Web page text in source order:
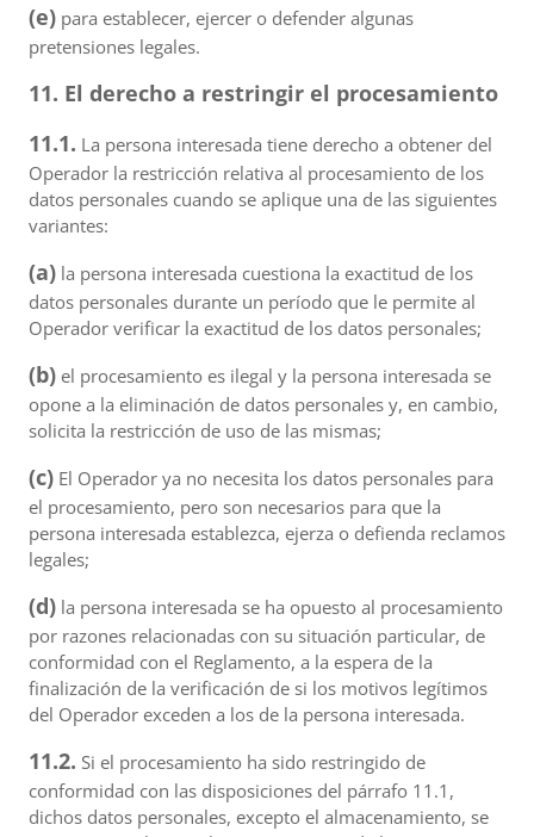
(e) para establecer, ejercer o defender algunas
pretensiones legales.
11. El derecho a restringir el procesamiento
11.1. La persona interesada tiene derecho a obtener del
Operador la restricción relativa al procesamiento de los
datos personales cuando se aplique una de las siguientes
variantes:
(a) la persona interesada cuestiona la exactitud de los
datos personales durante un período que le permite al
Operador verificar la exactitud de los datos personales;
(b) el procesamiento es ilegal y la persona interesada se
opone a la eliminación de datos personales y, en cambio,
solicita la restricción de uso de las mismas;
(c) El Operador ya no necesita los datos personales para
el procesamiento, pero son necesarios para que la
persona interesada establezca, ejerza o defienda reclamos
legales;
(d) la persona interesada se ha opuesto al procesamiento
por razones relacionadas con su situación particular, de
conformidad con el Reglamento, a la espera de la
finalización de la verificación de si los motivos legítimos
del Operador exceden a los de la persona interesada.
11.2. Si el procesamiento ha sido restringido de
conformidad con las disposiciones del párrafo 11.1,
dichos datos personales, excepto el almacenamiento, se